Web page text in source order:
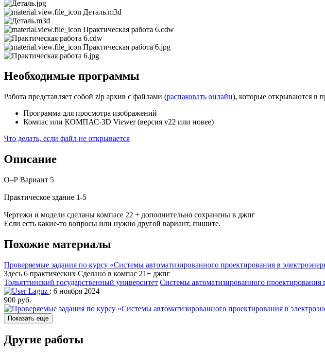
Деталь.m3d
Практическая работа 6.cdw
Практическая работа 6.jpg
Необходимые программы
Работа представляет собой zip архив с файлами (распаковать онлайн), которые открываются в
Программа для просмотра изображений
Компас или КОМПАС-3D Viewer (версия v22 или новее)
Что делать, если файл не открывается
Описание
О–Р Вариант 5
Практическое здание 1-5
Чертежи и модели сделаны компасе 22 + дополнительно сохранены в джпг
Если есть какие-то вопросы или нужно другой вариант, пишите.
Похожие материалы
Проверяемые задания по курсу «Системы автоматизированного проектирования в
Здесь 6 практических Сделано в компас 21+ джпг
Тольяттинский государственный университет Системы автоматизированного проектирования
Laguz : 6 ноября 2024
900 руб.
Показать еще
Другие работы